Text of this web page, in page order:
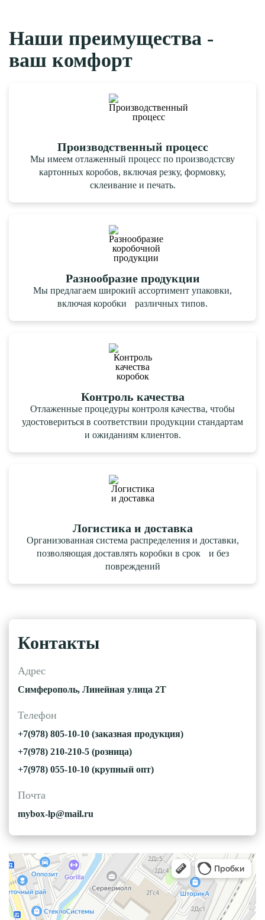
Наши преимущества -
ваш комфорт
Производствен­ный процесс
Мы имеем отлаженный процесс по производстсву
картонных коробов, включая резку, формовку,
склеивание и печать.
Разнообразие продукции
Мы предлагаем широкий ассортимент упаковки,
включая коробки различных типов.
Контроль качества
Отлаженные процедуры контроля качества, чтобы
удостовериться в соответствии продукции стандартам
и ожиданиям клиентов.
Логистика и доставка
Организованная система распределения и доставки,
позволяющая доставлять коробки в срок и без
повреждений
Контакты
Адрес
Симферополь, Линейная улица 2Т
Телефон
+7(978) 805-10-10 (заказная продукция)
+7(978) 210-210-5 (розница)
+7(978) 055-10-10 (крупный опт)
Почта
mybox-lp@mail.ru